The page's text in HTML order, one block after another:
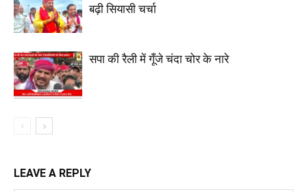
बढ़ी सियासी चर्चा
सपा की रैली में गूँजे चंदा चोर के नारे
LEAVE A REPLY